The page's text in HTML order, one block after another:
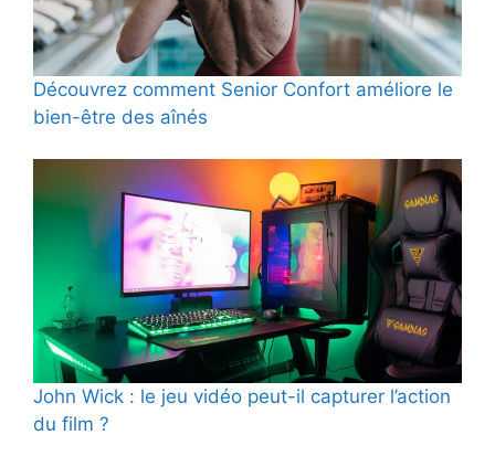
Découvrez comment Senior Confort améliore le
bien-être des aînés
John Wick : le jeu vidéo peut-il capturer l’action
du film ?